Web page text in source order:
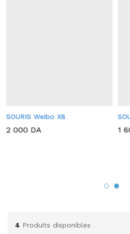
4 Produits disponibles